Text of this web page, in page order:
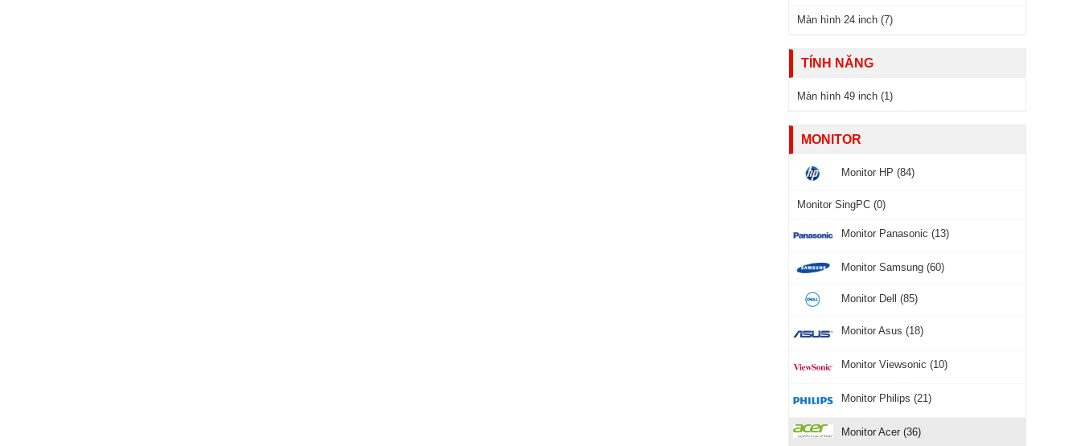
Màn hình 24 inch (7)
TÍNH NĂNG
Màn hình 49 inch (1)
MONITOR
Monitor HP (84)
Monitor SingPC (0)
Monitor Panasonic (13)
Monitor Samsung (60)
Monitor Dell (85)
Monitor Asus (18)
Monitor Viewsonic (10)
Monitor Philips (21)
Monitor Acer (36)